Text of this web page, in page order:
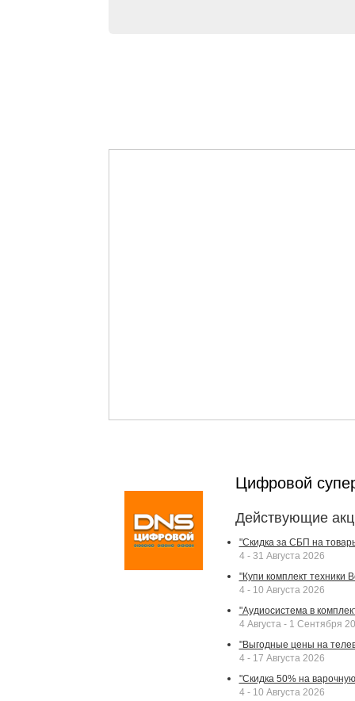
Цифровой
Действующие
"Скидка за СБП на
4 - 31 Августа 2026
"Купи комплект техники
4 - 10 Августа 2026
"Аудиосистема в
4 Августа - 1 Сентября
"Выгодные цены на
4 - 17 Августа 2026
"Скидка 50% на
4 - 10 Августа 2026